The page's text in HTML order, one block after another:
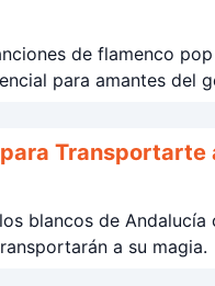
de flamenco
para amantes del
Transportarte
blancos de
a su magia.